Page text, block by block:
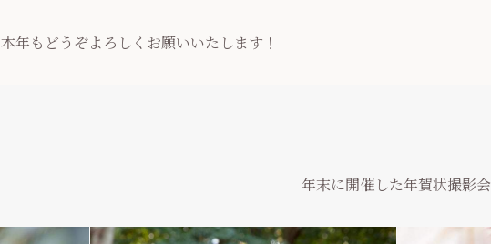
本年もどうぞよろしくお願いいたします！
年末に開催した年賀状撮影会